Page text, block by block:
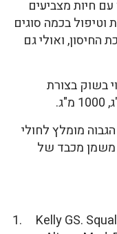
חיות מצביעים
בכמה סוגים
ואולי גם
בשוק בצורת
ג'. המינון הגבוה מומלץ לחולי
משמן מכבד של
1. Kelly GS.